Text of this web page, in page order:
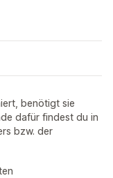
benötigt sie
dafür findest du in
bzw. der